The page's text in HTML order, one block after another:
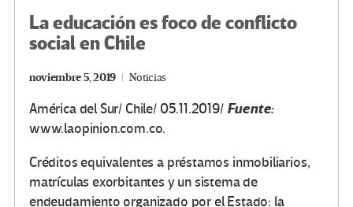
La educación es foco de conflicto
social en Chile
noviembre 5, 2019 Noticias
América del Sur/ Chile/ 05.11.2019/ Fuente:
www.laopinion.com.co.
Créditos equivalentes a préstamos inmobiliarios,
matrículas exorbitantes y un sistema de
endeudamiento organizado por el Estado: la